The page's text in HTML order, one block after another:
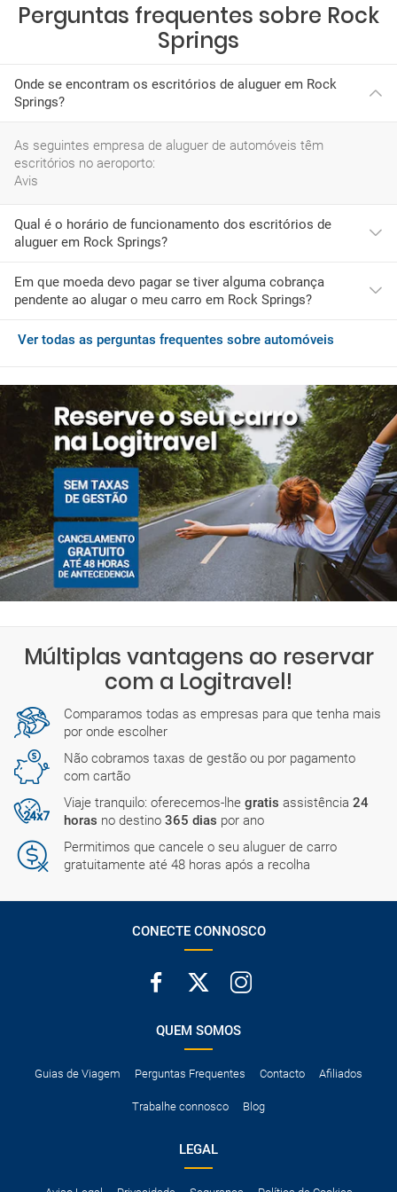
Perguntas frequentes sobre Rock
Springs
Onde se encontram os escritórios de aluguer em Rock
Springs?
As seguintes empresa de aluguer de automóveis têm
escritórios no aeroporto:
Avis
Qual é o horário de funcionamento dos escritórios de
aluguer em Rock Springs?
O horário mais habitual das empresas de rent a car neste
aeroporto é:
segunda-feira: 06:30-23:59
quinta-feira: 06:30-23:59
sexta-feira: 06:30-23:59
sábado: 06:30-22:00
Encontrará mais detalhes sobre os horários exatos durante o
processo de reserva.
Em que moeda devo pagar se tiver alguma cobrança
pendente ao alugar o meu carro em Rock Springs?
Se ao chegar a Rock Springs desejar adquirir serviços
Ver todas as perguntas frequentes sobre automóveis
Múltiplas vantagens ao reservar
com a Logitravel!
Comparamos todas as empresas para que tenha mais
por onde escolher
Não cobramos taxas de gestão ou por pagamento
com cartão
Viaje tranquilo: oferecemos-lhe gratis assistência 24
horas no destino 365 dias por ano
Permitimos que cancele o seu aluguer de carro
gratuitamente até 48 horas após a recolha
CONECTE CONNOSCO
QUEM SOMOS
Guias de Viagem Perguntas Frequentes Contacto Afiliados
Trabalhe connosco Blog
LEGAL